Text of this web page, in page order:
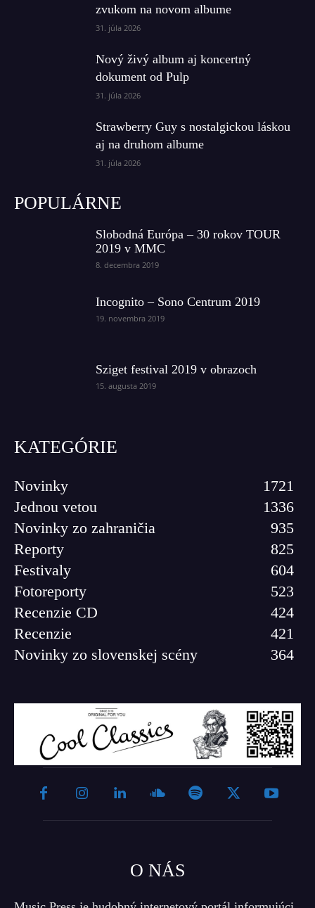
zvukom na novom albume
31. júla 2026
Nový živý album aj koncertný
dokument od Pulp
31. júla 2026
Strawberry Guy s nostalgickou láskou
aj na druhom albume
31. júla 2026
POPULÁRNE
Slobodná Európa – 30 rokov TOUR
2019 v MMC
8. decembra 2019
Incognito – Sono Centrum 2019
19. novembra 2019
Sziget festival 2019 v obrazoch
15. augusta 2019
KATEGÓRIE
Novinky
1721
Jednou vetou
1336
Novinky zo zahraničia
935
Reporty
825
Festivaly
604
Fotoreporty
523
Recenzie CD
424
Recenzie
421
Novinky zo slovenskej scény
364
O NÁS